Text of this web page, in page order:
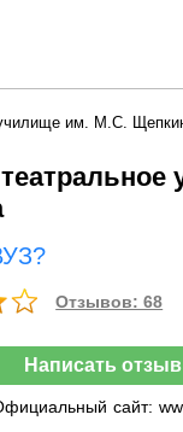
им. М.С.
Отзывов: 68
Написать отзыв
сайт: